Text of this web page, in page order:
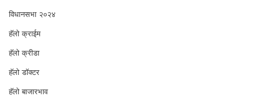
विधानसभा २०२४
⁠हॅलो क्राईम
हॅलो क्रीडा
हॅलो डॉक्टर
हॅलो बाजारभाव